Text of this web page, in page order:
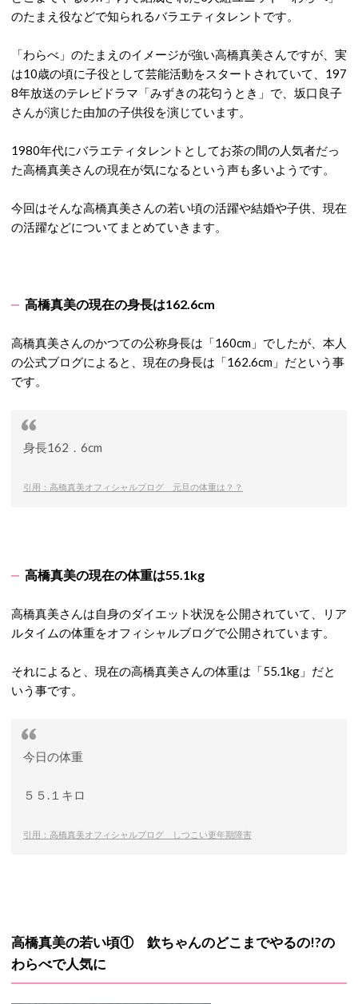
のたまえ役などで知られるバラエティタレントです。
「わらべ」のたまえのイメージが強い高橋真美さんですが、実
は10歳の頃に子役として芸能活動をスタートされていて、197
8年放送のテレビドラマ「みずきの花匂うとき」で、坂口良子
さんが演じた由加の子供役を演じています。
1980年代にバラエティタレントとしてお茶の間の人気者だっ
た高橋真美さんの現在が気になるという声も多いようです。
今回はそんな高橋真美さんの若い頃の活躍や結婚や子供、現在
の活躍などについてまとめていきます。
高橋真美の現在の身長は162.6cm
高橋真美さんのかつての公称身長は「160cm」でしたが、本人
の公式ブログによると、現在の身長は「162.6cm」だという事
です。
身長162．6cm
引用：高橋真美オフィシャルブログ 元旦の体重は？？
高橋真美の現在の体重は55.1kg
高橋真美さんは自身のダイエット状況を公開されていて、リア
ルタイムの体重をオフィシャルブログで公開されています。
それによると、現在の高橋真美さんの体重は「55.1kg」だと
いう事です。
今日の体重
５５.１キロ
引用：高橋真美オフィシャルブログ しつこい更年期障害
高橋真美の若い頃① 欽ちゃんのどこまでやるの!?の
わらべで人気に